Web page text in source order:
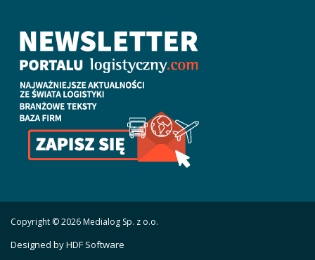
Copyright © 2026 Medialog Sp. z o.o.
Designed by HDF Software